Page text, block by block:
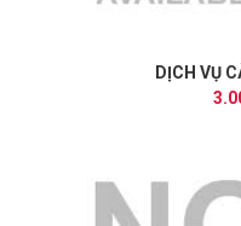
DỊCH VỤ